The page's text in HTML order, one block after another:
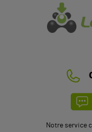
Notre service